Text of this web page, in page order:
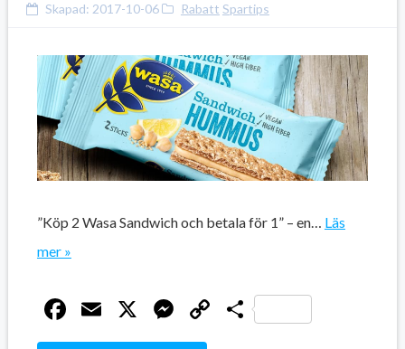
Skapad: 2017-10-06 Rabatt Spartips
”Köp 2 Wasa Sandwich och betala för 1” – en… Läs
mer »
Facebook
Email
X Messenger
CopyDela